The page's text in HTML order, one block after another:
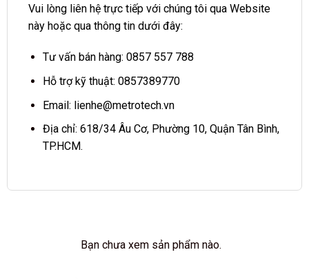
Vui lòng liên hệ trực tiếp với chúng tôi qua Website
này hoặc qua thông tin dưới đây:
Tư vấn bán hàng: 0857 557 788
Hỗ trợ kỹ thuật: 0857389770
Email: lienhe@metrotech.vn
Địa chỉ: 618/34 Âu Cơ, Phường 10, Quận Tân Bình,
TP.HCM.
Bạn chưa xem sản phẩm nào.